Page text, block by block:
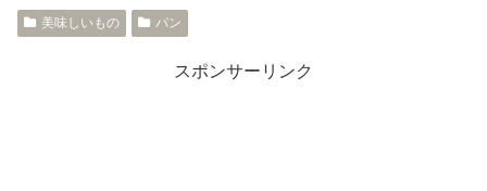
美味しいもの パン
スポンサーリンク